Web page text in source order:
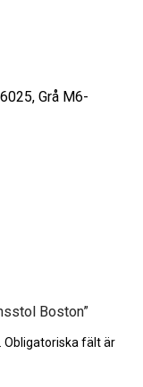
Grå M6-
Boston”
Obligatoriska fält är